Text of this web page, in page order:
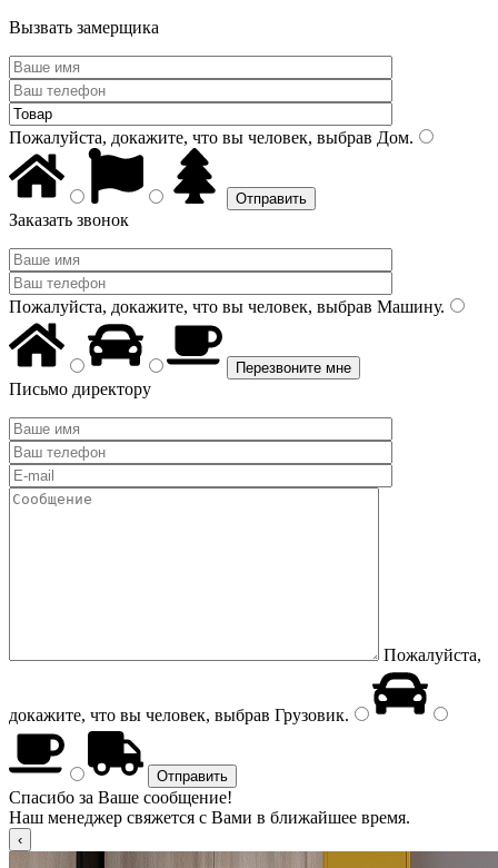
Вызвать замерщика
Пожалуйста, докажите, что вы человек, выбрав Дом.
Заказать звонок
Пожалуйста, докажите, что вы человек, выбрав Машину.
Письмо директору
Пожалуйста,
докажите, что вы человек, выбрав Грузовик.
Спасибо за Ваше сообщение!
Наш менеджер свяжется с Вами в ближайшее время.